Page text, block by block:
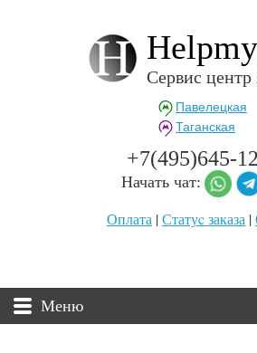
Сервис
Павелецкая
Таганская
+7(495)645-
Начать чат:
Оплата |Статуc заказа |
Меню